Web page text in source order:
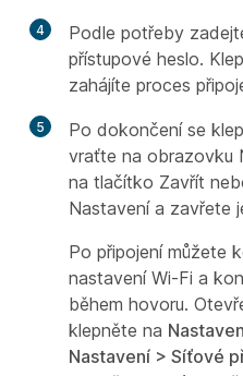
4
Podle potřeby
přístupové heslo.
zahájíte proces
5
Po dokončení se
vraťte na obrazovku
na tlačítko Zavřít
Nastavení a zavřete
Po připojení můžete
nastavení Wi-Fi a
během hovoru.
klepněte na
Nastavení > Síťové